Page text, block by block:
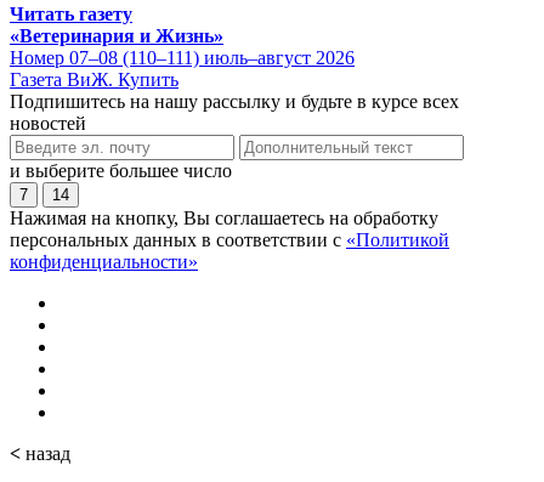
Читать газету
«Ветеринария и Жизнь»
Номер 07–08 (110–111) июль–август 2026
Газета ВиЖ. Купить
Подпишитесь на нашу рассылку и будьте в курсе всех
новостей
и выберите большее число
7 14
Нажимая на кнопку, Вы соглашаетесь на обработку
персональных данных в соответствии с «Политикой
конфиденциальности»
< назад